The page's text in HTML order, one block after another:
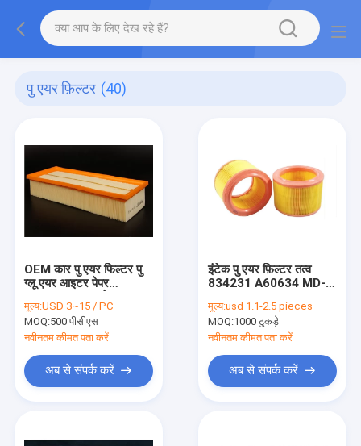
पु एयर फ़िल्टर (40)
OEM कार पु एयर फिल्टर पु
ग्लू एयर आइटर पेपर
मूल्य:USD 3~15 / PC
MOQ:500 पीसीएस
नवीनतम कीमत पता करें
अब से संपर्क करें
इंटेक पु एयर फ़िल्टर तत्व
834231 A60634 MD-
1457429050 EAF060
FL6397 A140136
मूल्य:usd 1.1-2.5 pieces
MOQ:1000 टुकड़े
नवीनतम कीमत पता करें
अब से संपर्क करें